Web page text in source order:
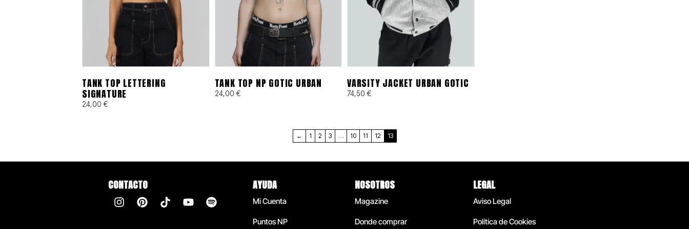
TANK TOP LETTERING
SIGNATURE
24,00 €
TANK TOP NP GOTIC URBAN
24,00 €
VARSITY JACKET URBAN GOTIC
74,50 €
← 1 2 3 … 10 11 12 13
CONTACTO AYUDA
Mi Cuenta
Puntos NP
NOSOTROS
Magazine
Donde comprar
LEGAL
Aviso Legal
Política de Cookies